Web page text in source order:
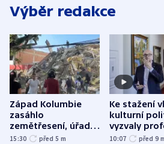
Výběr redakce
Západ Kolumbie
zasáhlo
zemětřesení, úřady
hlásí přes sto obětí
15:30 před 5 m
Ke stažení
kulturní
vyzvaly
organizace,
10:07 před 9